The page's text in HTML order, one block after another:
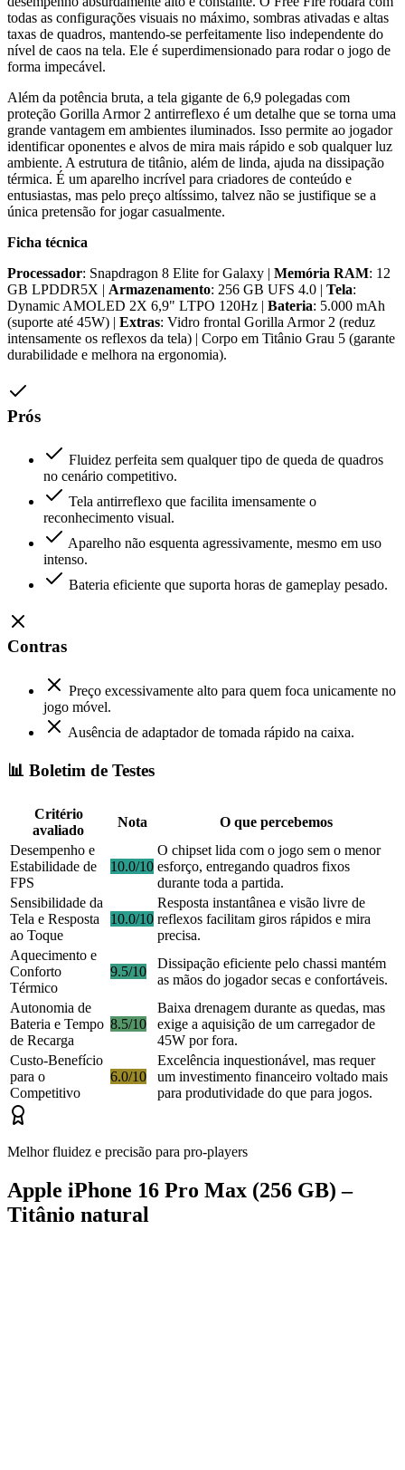
todas as configurações visuais no máximo, sombras ativadas e altas
taxas de quadros, mantendo-se perfeitamente liso independente do
nível de caos na tela. Ele é superdimensionado para rodar o jogo de
forma impecável.
Além da potência bruta, a tela gigante de 6,9 polegadas com
proteção Gorilla Armor 2 antirreflexo é um detalhe que se torna uma
grande vantagem em ambientes iluminados. Isso permite ao jogador
identificar oponentes e alvos de mira mais rápido e sob qualquer luz
ambiente. A estrutura de titânio, além de linda, ajuda na dissipação
térmica. É um aparelho incrível para criadores de conteúdo e
entusiastas, mas pelo preço altíssimo, talvez não se justifique se a
única pretensão for jogar casualmente.
Ficha técnica
Processador: Snapdragon 8 Elite for Galaxy | Memória RAM: 12
GB LPDDR5X | Armazenamento: 256 GB UFS 4.0 | Tela:
Dynamic AMOLED 2X 6,9" LTPO 120Hz | Bateria: 5.000 mAh
(suporte até 45W) | Extras: Vidro frontal Gorilla Armor 2 (reduz
intensamente os reflexos da tela) | Corpo em Titânio Grau 5 (garante
durabilidade e melhora na ergonomia).
Prós
Fluidez perfeita sem qualquer tipo de queda de quadros
no cenário competitivo.
Tela antirreflexo que facilita imensamente o
reconhecimento visual.
Aparelho não esquenta agressivamente, mesmo em uso
intenso.
Bateria eficiente que suporta horas de gameplay pesado.
Contras
Preço excessivamente alto para quem foca unicamente no
jogo móvel.
Ausência de adaptador de tomada rápido na caixa.
📊 Boletim de Testes
Critério
avaliado
Nota
O que percebemos
Desempenho e
Estabilidade de
FPS
10.0/10
O chipset lida com o jogo sem o menor
esforço, entregando quadros fixos
durante toda a partida.
Sensibilidade da
Tela e Resposta
ao Toque
10.0/10
Resposta instantânea e visão livre de
reflexos facilitam giros rápidos e mira
precisa.
Aquecimento e
Conforto
Térmico
9.5/10
Dissipação eficiente pelo chassi mantém
as mãos do jogador secas e confortáveis.
Autonomia de
Bateria e Tempo
de Recarga
8.5/10
Baixa drenagem durante as quedas, mas
exige a aquisição de um carregador de
45W por fora.
Custo-Benefício
para o
Competitivo
6.0/10
Excelência inquestionável, mas requer
um investimento financeiro voltado mais
para produtividade do que para jogos.
Melhor fluidez e precisão para pro-players
Apple iPhone 16 Pro Max (256 GB) –
Titânio natural